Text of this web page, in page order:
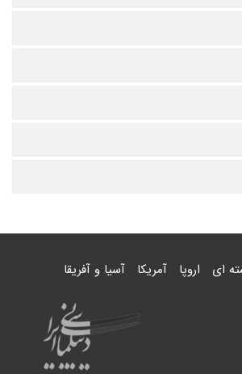
ای اروپا آمریکا آسیا و آفریقا